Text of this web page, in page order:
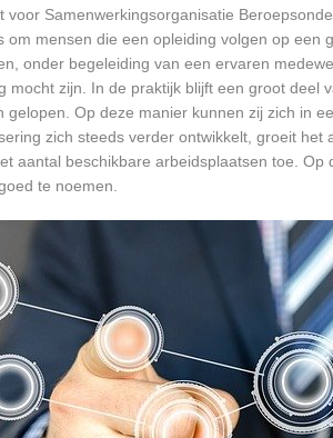
voor Samenwerkingsorganisatie
mensen die een opleiding volgen op
onder begeleiding van een ervaren
mocht zijn. In de praktijk blijft een groot
gelopen. Op deze manier kunnen zij zich in
zich steeds verder ontwikkelt, groeit
aantal beschikbare arbeidsplaatsen toe.
te noemen.